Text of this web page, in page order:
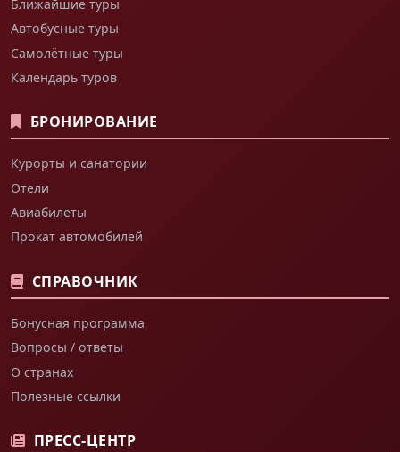
Ближайшие туры
Автобусные туры
Самолётные туры
Календарь туров
БРОНИРОВАНИЕ
Курорты и санатории
Отели
Авиабилеты
Прокат автомобилей
СПРАВОЧНИК
Бонусная программа
Вопросы / ответы
О странах
Полезные ссылки
ПРЕСС-ЦЕНТР